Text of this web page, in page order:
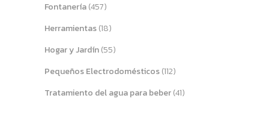
Fontanería(457)
Herramientas(18)
Hogar y Jardín(55)
Pequeños Electrodomésticos(112)
Tratamiento del agua para beber(41)